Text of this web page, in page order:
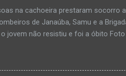
na cachoeira prestaram socorro
de Janaúba, Samu e a
jovem não resistiu e foi a óbito Foto
Verde, pouco tempo antes de se
dia 28 de abril de 2026. Foto álbum